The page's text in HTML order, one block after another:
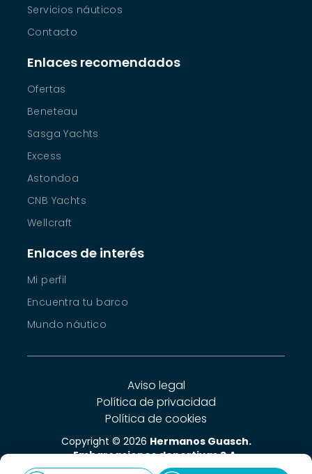
Servicios náuticos
Contacto
Enlaces recomendados
Ofertas
Beneteau
Sasga Yachts
Excess
Astondoa
CNB Yachts
Wellcraft
Enlaces de interés
Mi perfil
Encuentra tu barco
Mundo náutico
Copyright © 2026 Hermanos Guasch.
Embarcaciones deportivas S.A.
Créditos
Aviso legal
Política de privacidad
Política de cookies